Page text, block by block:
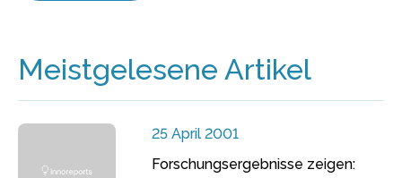
Meistgelesene Artikel
25 April 2001
Forschungsergebnisse zeigen: